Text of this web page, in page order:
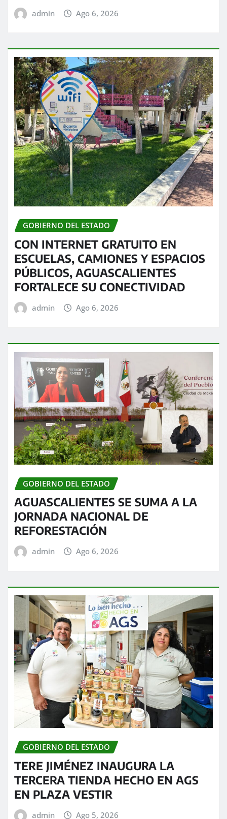
admin Ago 6, 2026
GOBIERNO DEL ESTADO
CON INTERNET GRATUITO EN
ESCUELAS, CAMIONES Y ESPACIOS
PÚBLICOS, AGUASCALIENTES
FORTALECE SU CONECTIVIDAD
admin Ago 6, 2026
GOBIERNO DEL ESTADO
AGUASCALIENTES SE SUMA A LA
JORNADA NACIONAL DE
REFORESTACIÓN
admin Ago 6, 2026
GOBIERNO DEL ESTADO
TERE JIMÉNEZ INAUGURA LA
TERCERA TIENDA HECHO EN AGS
EN PLAZA VESTIR
admin Ago 5, 2026